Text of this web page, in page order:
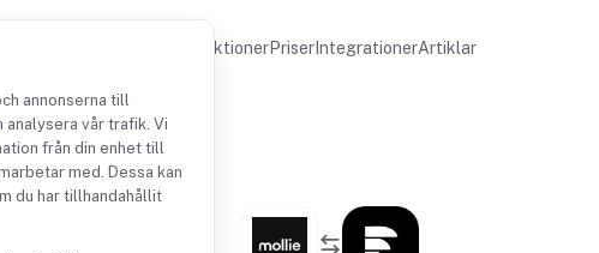
annonserna till
analysera vår trafik. Vi
från din enhet till
med. Dessa kan
du har tillhandahållit
FunktionerPriser IntegrationerArtiklar